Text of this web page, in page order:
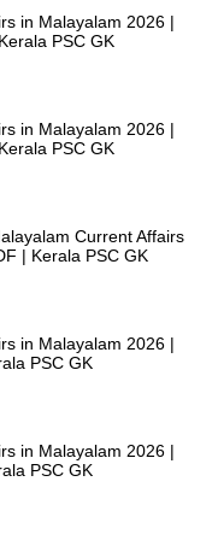
in Malayalam 2026 |
PSC GK
in Malayalam 2026 |
PSC GK
Current Affairs
| Kerala PSC GK
in Malayalam 2026 |
PSC GK
in Malayalam 2026 |
PSC GK